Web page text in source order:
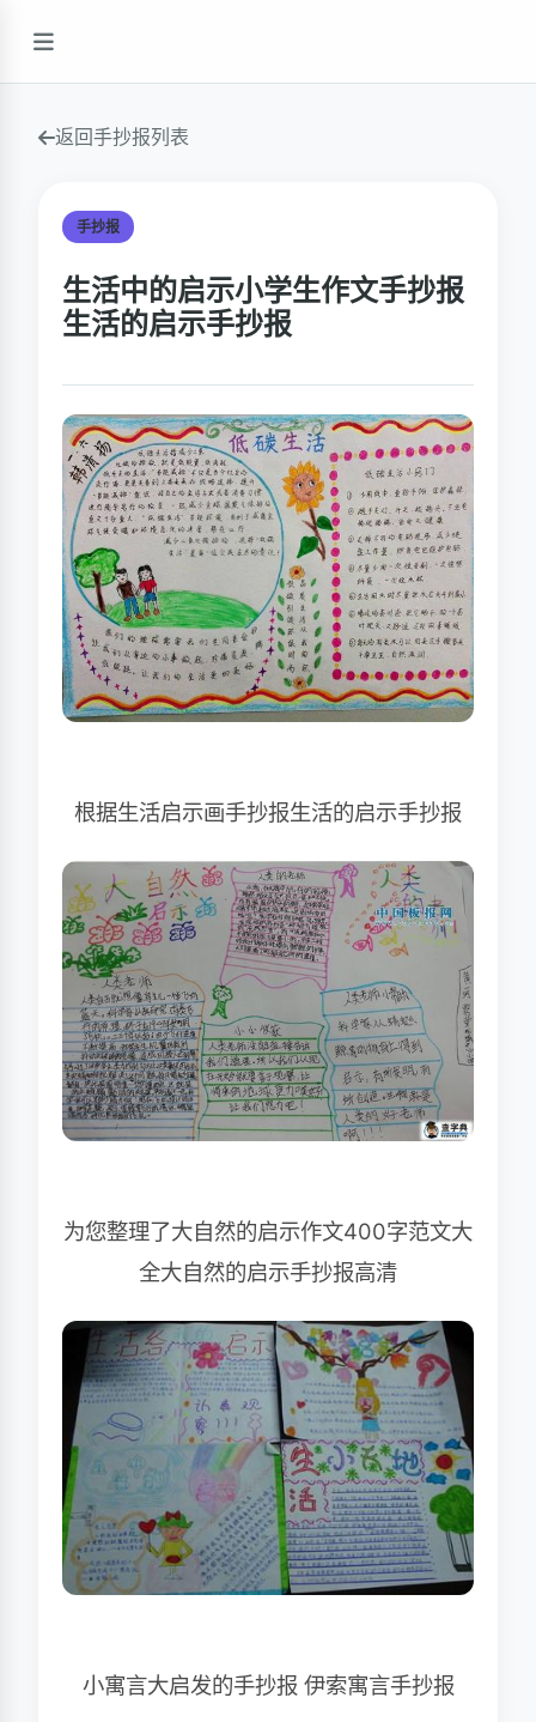
返回手抄报列表
手抄报
生活中的启示小学生作文手抄报
生活的启示手抄报
根据生活启示画手抄报生活的启示手抄报
为您整理了大自然的启示作文400字范文大
全大自然的启示手抄报高清
小寓言大启发的手抄报 伊索寓言手抄报